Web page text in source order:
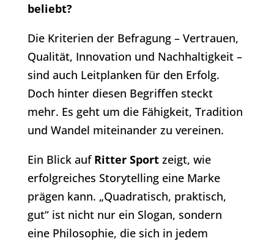
beliebt?
Die Kriterien der Befragung – Vertrauen,
Qualität, Innovation und Nachhaltigkeit –
sind auch Leitplanken für den Erfolg.
Doch hinter diesen Begriffen steckt
mehr. Es geht um die Fähigkeit, Tradition
und Wandel miteinander zu vereinen.
Ein Blick auf Ritter Sportzeigt, wie
erfolgreiches Storytelling eine Marke
prägen kann. „Quadratisch, praktisch,
gut“ ist nicht nur ein Slogan, sondern
eine Philosophie, die sich in jedem